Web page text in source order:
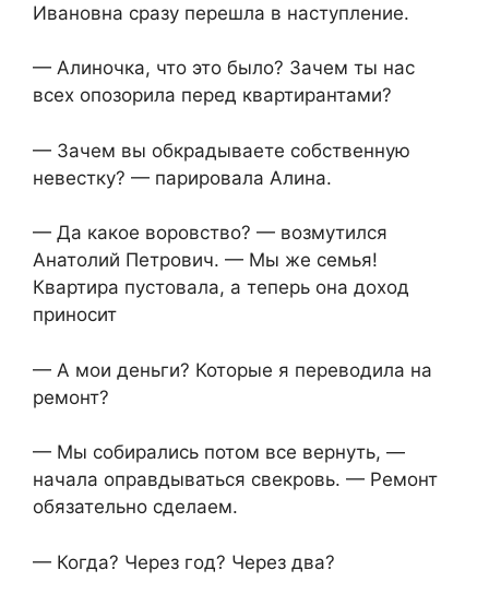
Ивановна сразу перешла в наступление.
— Алиночка, что это было? Зачем ты нас
всех опозорила перед квартирантами?
— Зачем вы обкрадываете собственную
невестку? — парировала Алина.
— Да какое воровство? — возмутился
Анатолий Петрович. — Мы же семья!
Квартира пустовала, а теперь она доход
приносит
— А мои деньги? Которые я переводила на
ремонт?
— Мы собирались потом все вернуть, —
начала оправдываться свекровь. — Ремонт
обязательно сделаем.
— Когда? Через год? Через два?